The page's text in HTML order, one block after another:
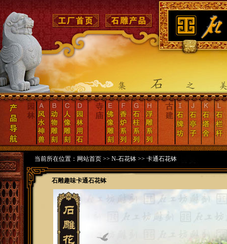
当前所在位置： 网站首页>> N-石花钵>> 卡通石花钵
石雕趣味卡通石花钵